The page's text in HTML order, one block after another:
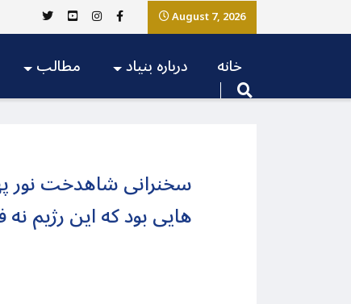
August 7, 2026
مطالب درباره بنیاد خانه
سخنرانی شاهدخت نور
هایی بود که این رژیم